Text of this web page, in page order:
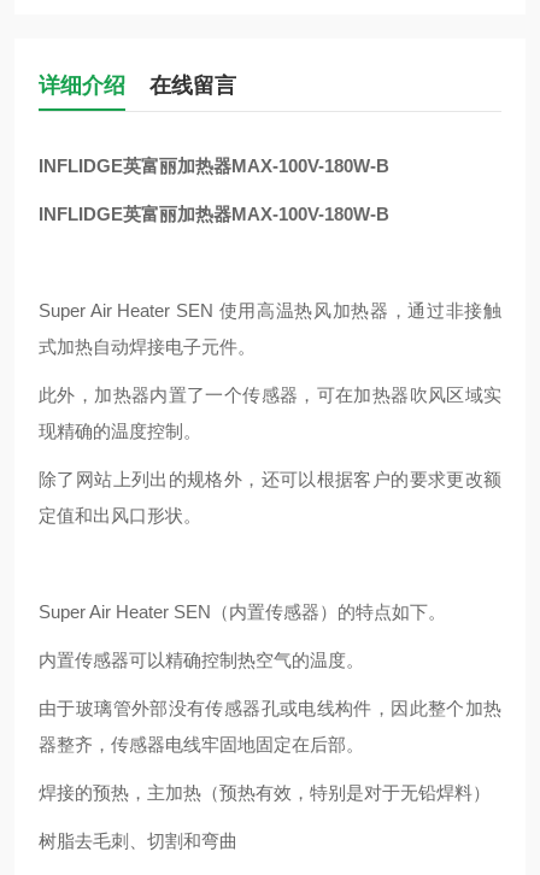
详细介绍 在线留言
INFLIDGE英富丽加热器MAX-100V-180W-B
INFLIDGE英富丽加热器MAX-100V-180W-B
Super Air Heater SEN 使用高温热风加热器，通过非接触
式加热自动焊接电子元件。
此外，加热器内置了一个传感器，可在加热器吹风区域实
现精确的温度控制。
除了网站上列出的规格外，还可以根据客户的要求更改额
定值和出风口形状。
Super Air Heater SEN（内置传感器）的特点如下。
内置传感器可以精确控制热空气的温度。
由于玻璃管外部没有传感器孔或电线构件，因此整个加热
器整齐，传感器电线牢固地固定在后部。
焊接的预热，主加热（预热有效，特别是对于无铅焊料）
树脂去毛刺、切割和弯曲